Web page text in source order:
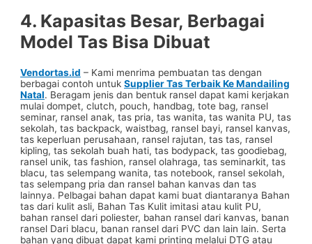
4. Kapasitas Besar, Berbagai
Model Tas Bisa Dibuat
Vendortas.id – Kami menrima pembuatan tas dengan
berbagai contoh untukSupplier Tas Terbaik Ke Mandailing
Natal. Beragam jenis dan bentuk ransel dapat kami kerjakan
mulai dompet, clutch, pouch, handbag, tote bag, ransel
seminar, ransel anak, tas pria, tas wanita, tas wanita PU, tas
sekolah, tas backpack, waistbag, ransel bayi, ransel kanvas,
tas keperluan perusahaan, ransel rajutan, tas tas, ransel
kipling, tas sekolah buah hati, tas bodypack, tas goodiebag,
ransel unik, tas fashion, ransel olahraga, tas seminarkit, tas
blacu, tas selempang wanita, tas notebook, ransel sekolah,
tas selempang pria dan ransel bahan kanvas dan tas
lainnya. Pelbagai bahan dapat kami buat diantaranya Bahan
tas dari kulit asli, Bahan Tas Kulit imitasi atau kulit PU,
bahan ransel dari poliester, bahan ransel dari kanvas, banan
ransel Dari blacu, banan ransel dari PVC dan lain lain. Serta
bahan yang dibuat dapat kami printing melalui DTG atau